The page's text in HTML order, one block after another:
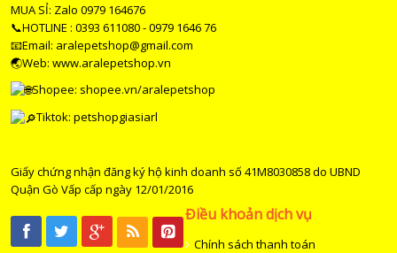
MUA SỈ: Zalo 0979 164676
📞HOTLINE : 0393 611080 - 0979 1646 76
📧Email: aralepetshop@gmail.com
🌏Web: www.aralepetshop.vn
Shopee: shopee.vn/aralepetshop
Tiktok: petshopgiasiarl
Giấy chứng nhận đăng ký hộ kinh doanh số 41M8030858 do UBND
Quận Gò Vấp cấp ngày 12/01/2016
Điều khoản dịch vụ
Chính sách thanh toán